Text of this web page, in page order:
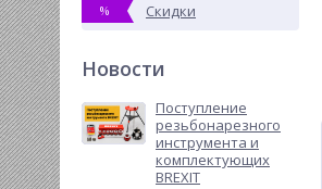
% Скидки
Новости
Поступление
резьбонарезного
инструмента и
комплектующих
BREXIT